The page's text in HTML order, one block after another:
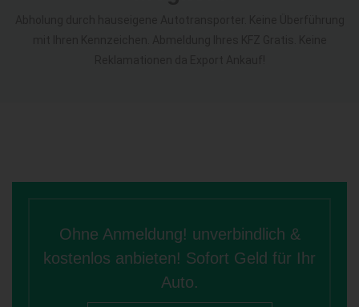
Ohne Anmeldung! unverbindlich &
kostenlos anbieten! Sofort Geld für Ihr
Auto.